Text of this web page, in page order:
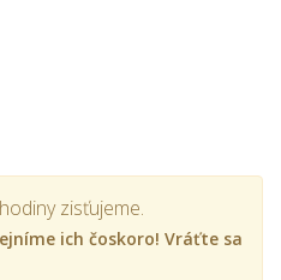
zisťujeme.
ich čoskoro! Vráťte sa